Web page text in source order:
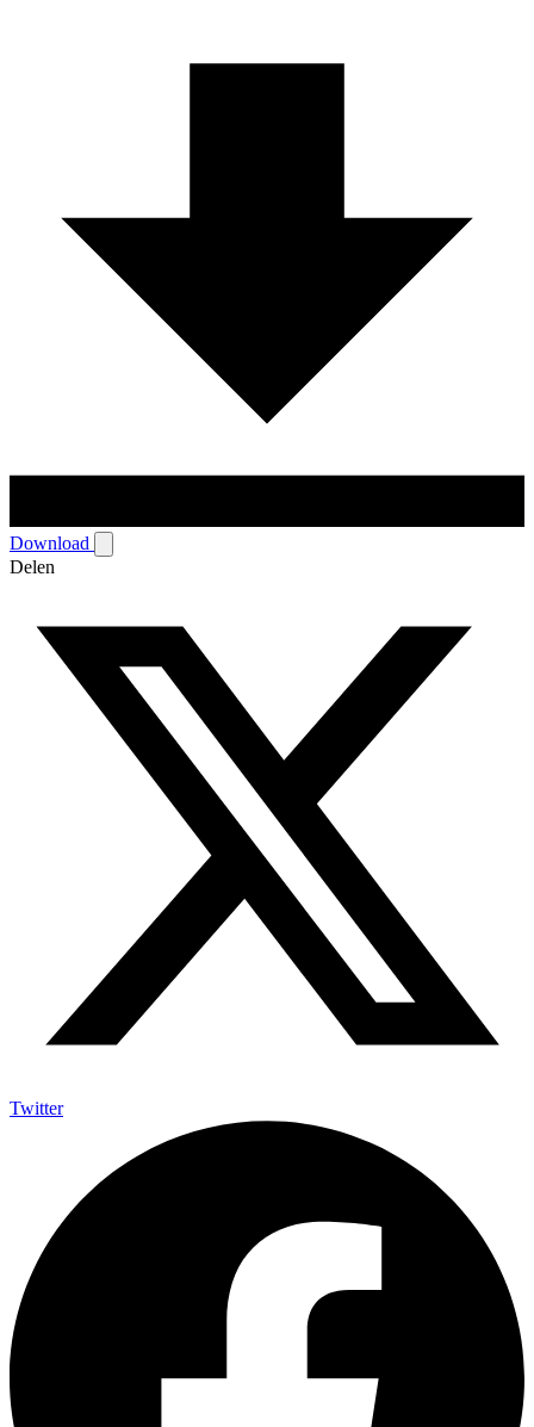
Download
Delen
Twitter